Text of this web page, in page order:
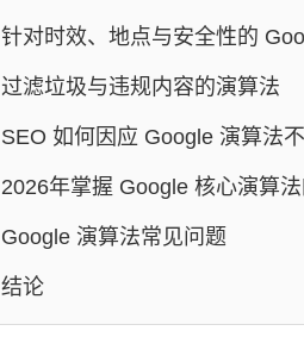
针对时效、地点与安全性的
过滤垃圾与违规内容的演算法
SEO 如何因应 Google 演算法不
2026年掌握 Google 核心演算
Google 演算法常见问题
结论